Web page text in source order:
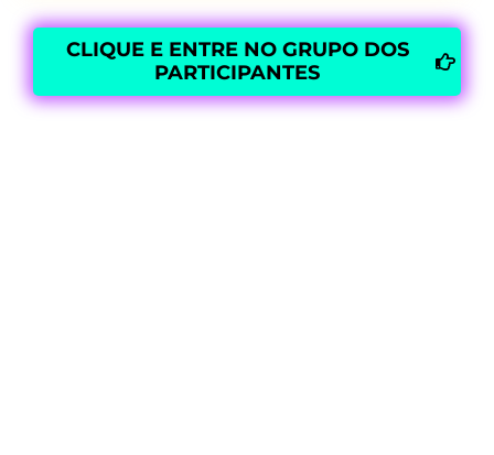
CLIQUE E ENTRE NO GRUPO DOS
PARTICIPANTES